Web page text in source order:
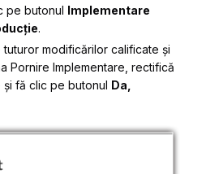
pe butonul Implementare
.
modificărilor calificate și
Pornire Implementare , rectifică
fă clic pe butonul Da,